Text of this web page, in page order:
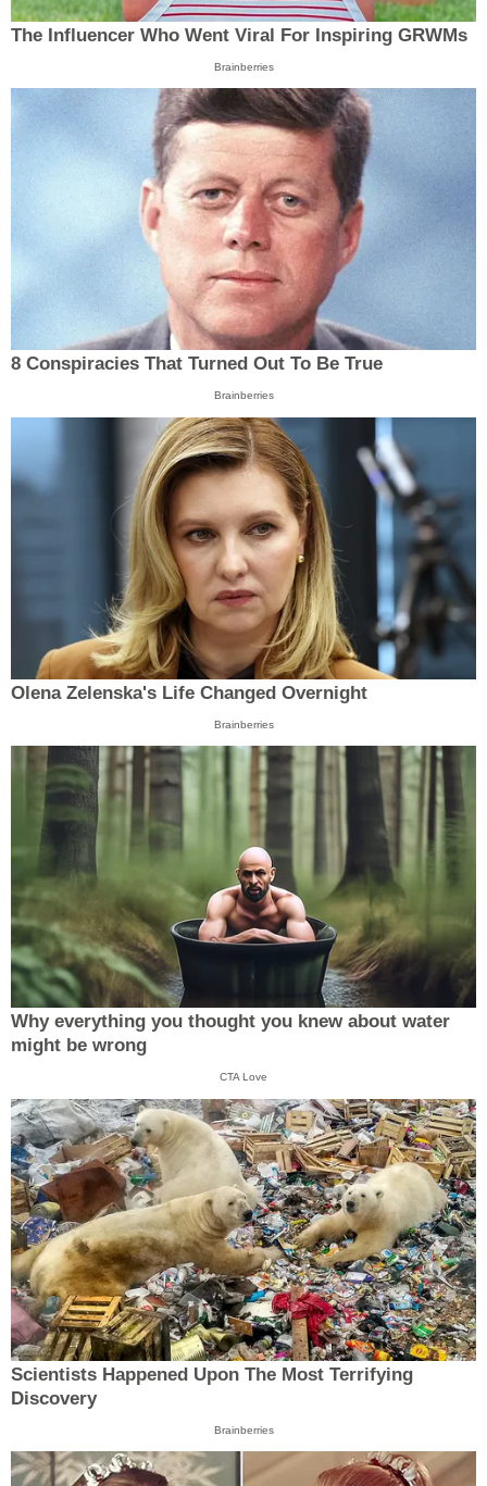
The Influencer Who Went Viral For Inspiring GRWMs
Brainberries
8 Conspiracies That Turned Out To Be True
Brainberries
Olena Zelenska's Life Changed Overnight
Brainberries
Why everything you thought you knew about water
might be wrong
CTA Love
Scientists Happened Upon The Most Terrifying
Discovery
Brainberries